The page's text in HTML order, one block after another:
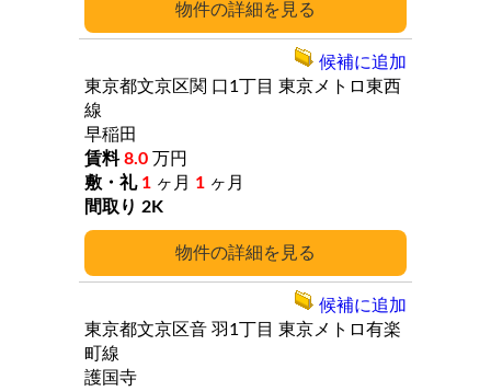
詳細
詳細
東京都文京区関 口1丁目 東京メトロ東西
線
早稲田
8.0 万円
1 ヶ月 1 ヶ月
2K
候補に追加
東京都文京区音 羽1丁目 東京メトロ有楽
町線
護国寺
候補に追加